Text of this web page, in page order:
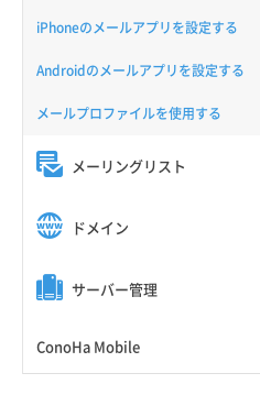
iPhoneのメールアプリを設定する
Androidのメールアプリを設定する
メールプロファイルを使用する
メーリングリスト
ドメイン
サーバー管理
ConoHa Mobile